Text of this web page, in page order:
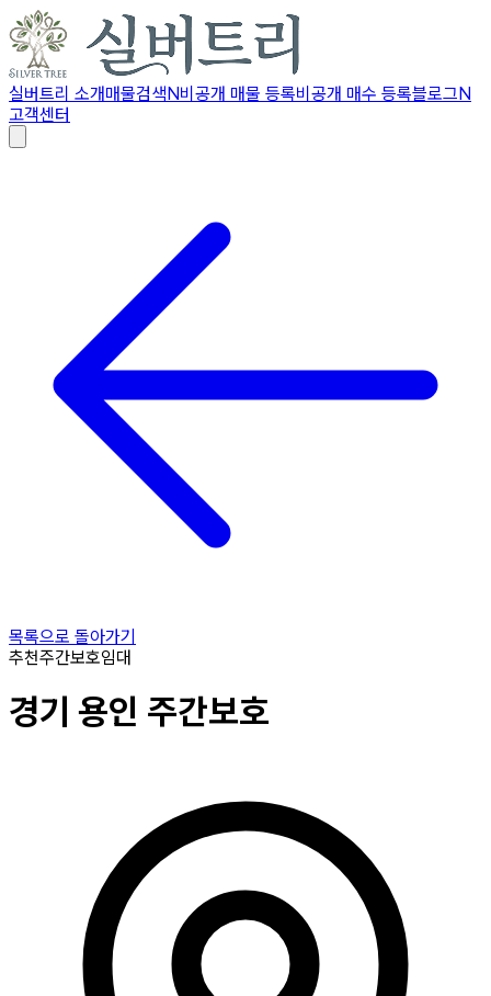
실버트리 소개매물검색N비공개 매물 등록비공개 매수 등록블로그N
고객센터
목록으로 돌아가기
추천주간보호임대
경기 용인 주간보호